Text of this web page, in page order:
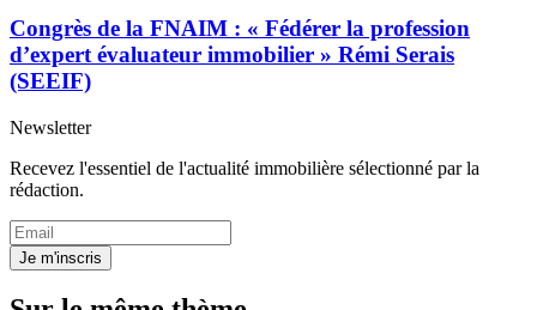
Congrès de la FNAIM : « Fédérer la profession
d’expert évaluateur immobilier » Rémi Serais
(SEEIF)
Newsletter
Recevez l'essentiel de l'actualité immobilière sélectionné par la
rédaction.
Je m'inscris